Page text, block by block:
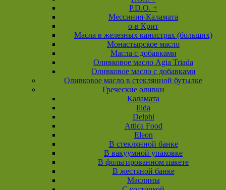
P.D.O. +
Мессиния-Каламата
о-в Крит
Масла в железных канистрах (больших)
Монастырское масло
Масла с добавками
Оливковое масло Agia Triada
Оливковое масло с добавками
Оливковое масло в стеклянной бутылке
Греческие оливки
Каламата
Ilida
Delphi
Attica Food
Eleon
В стеклянной банке
В вакуумной упаковке
В фольгированном пакете
В жестяной банке
Маслины